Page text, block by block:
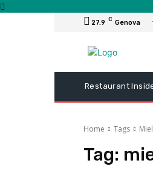
27.9 C Genova
Restaurant
Home Tags
Tag: